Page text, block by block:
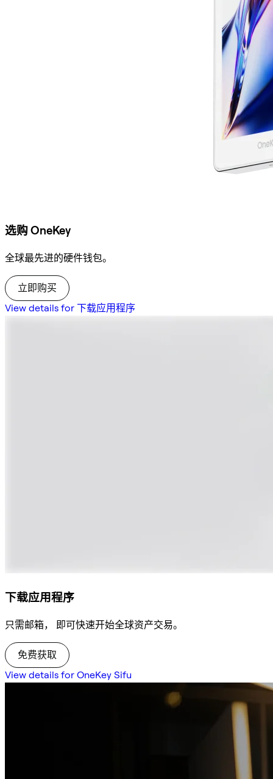
选购 OneKey
全球最先进的硬件钱包。
立即购买
View details for 下载应用程序
下载应用程序
只需邮箱， 即可快速开始全球资产交易。
免费获取
View details for OneKey Sifu